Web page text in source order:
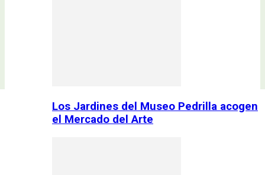
Los Jardines del Museo Pedrilla acogen
el Mercado del Arte